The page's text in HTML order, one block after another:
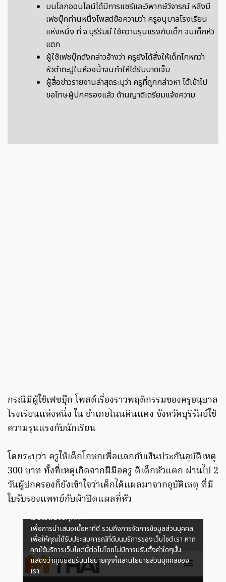
บนโลกออนไลน์ได้มีการแชร์และวิพากษ์วิจารณ์ หลังมี
เฟซบุ๊กท่านหนึ่งโพสต์ข้อความว่า ครูอนุบาลโรงเรียน
แห่งหนึ่ง ที่ จ.บุรีรัมย์ ใช้ความรุนแรงกับเด็ก จนเด็กหัว
แตก
ผู้ใช้เฟซบุ๊กดังกล่าวอ้างว่า ครูยังได้สั่งให้เด็กโกหกว่า
หัวตำตะปูในห้องน้ำจนทำให้ได้รับบาดเจ็บ
ผู้สื่อข่าวรายงานล่าสุดระบุว่า ครูที่ถูกกล่าวหา ได้เข้าไป
ขอโทษผู้ปกครองแล้ว ด้านญาติเตรียมแจ้งความ
กรณีมีผู้ใช้เฟซบุ๊ก โพสต์เรื่องราวพฤติกรรมของครูอนุบาล
โรงเรียนแห่งหนึ่ง ใน อำเภอโนนดินแดง จังหวัดบุรีรัมย์ใช้
ความรุนแรงกับนักเรียน
โดยระบุว่า ครูให้เด็กโกหกเพื่อแลกกับเงินประกันอุบัติเหตุ
300 บาท ทั้งที่เหตุเกิดจากฝีมือครู ตีเด็กหัวแตก ผ่านไป 2
วันผู้ปกครองก็ยังเข้าใจว่าเด็กได้แผลมาจากอุบัติเหตุ ที่มี
ใบรับรองแพทย์กับผ้าปิดแผลที่หัว